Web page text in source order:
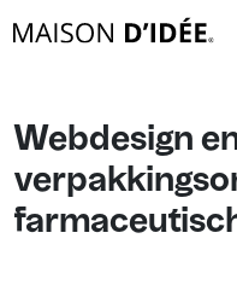
Webdesign